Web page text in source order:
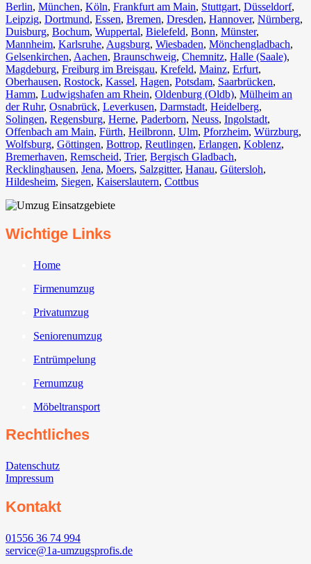
Berlin⁠, München, Köln⁠, Frankfurt am Main, Stuttgart, Düsseldorf,
Leipzig, Dortmund, Essen, Bremen, Dresden, Hannover, Nürnberg,
Duisburg⁠, Bochum, Wuppertal⁠, Bielefeld⁠, Bonn⁠, Münster⁠,
Mannheim, Karlsruhe, Augsburg, Wiesbaden⁠, Mönchengladbach⁠,
Gelsenkirchen⁠, Aachen⁠, Braunschweig, Chemnitz⁠, Halle (Saale)⁠,
Magdeburg, Freiburg im Breisgau⁠, Krefeld⁠, Mainz⁠, Erfurt,
Oberhausen⁠, Rostock⁠, Kassel⁠, Hagen, Potsdam, Saarbrücken⁠,
Hamm, Ludwigshafen am Rhein⁠, Oldenburg (Oldb), Mülheim an
der Ruhr, Osnabrück⁠, Leverkusen, Darmstadt⁠, Heidelberg,
Solingen, Regensburg, Herne⁠, Paderborn, Neuss, Ingolstadt,
Offenbach am Main, Fürth⁠, Heilbronn, Ulm⁠, Pforzheim, Würzburg,
Wolfsburg⁠, Göttingen, Bottrop, Reutlingen, Erlangen⁠, Koblenz,
Bremerhaven⁠, Remscheid, Trier⁠, Bergisch Gladbach,
Recklinghausen, Jena⁠, Moers⁠, Salzgitter⁠, Hanau, Gütersloh,
Hildesheim⁠, Siegen⁠, Kaiserslautern⁠, Cottbus⁠
Wichtige Links
Home
Firmenumzug
Privatumzug
Seniorenumzug
Entrümpelung
Fernumzug
Möbeltransport
Rechtliches
Datenschutz
Impressum
Kontakt
01556 36 74 994
service@1a-umzugsprofis.de